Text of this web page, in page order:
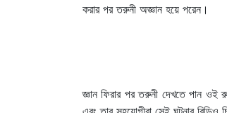
করার পর তরুনী অজ্ঞান হয়ে পরেন।
জ্ঞান ফিরার পর তরুনী দেখতে পান ওই